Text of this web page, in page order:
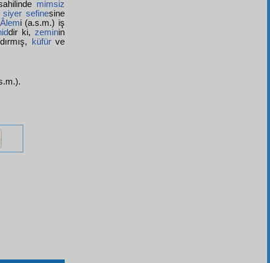
mimsiz
siyer sefinesine
i (a.s.m.) iş
dir ki, zeminin
küfürve